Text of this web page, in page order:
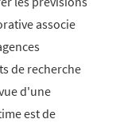
associe
de recherche
d'une
est de